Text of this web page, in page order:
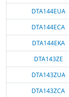
DTA144EUA
DTA144ECA
DTA144EKA
DTA143ZE
DTA143ZUA
DTA143ZCA